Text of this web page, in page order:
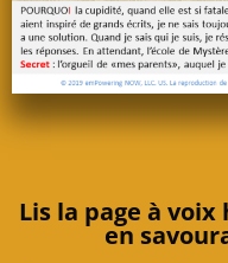
Lisla page à voix
en